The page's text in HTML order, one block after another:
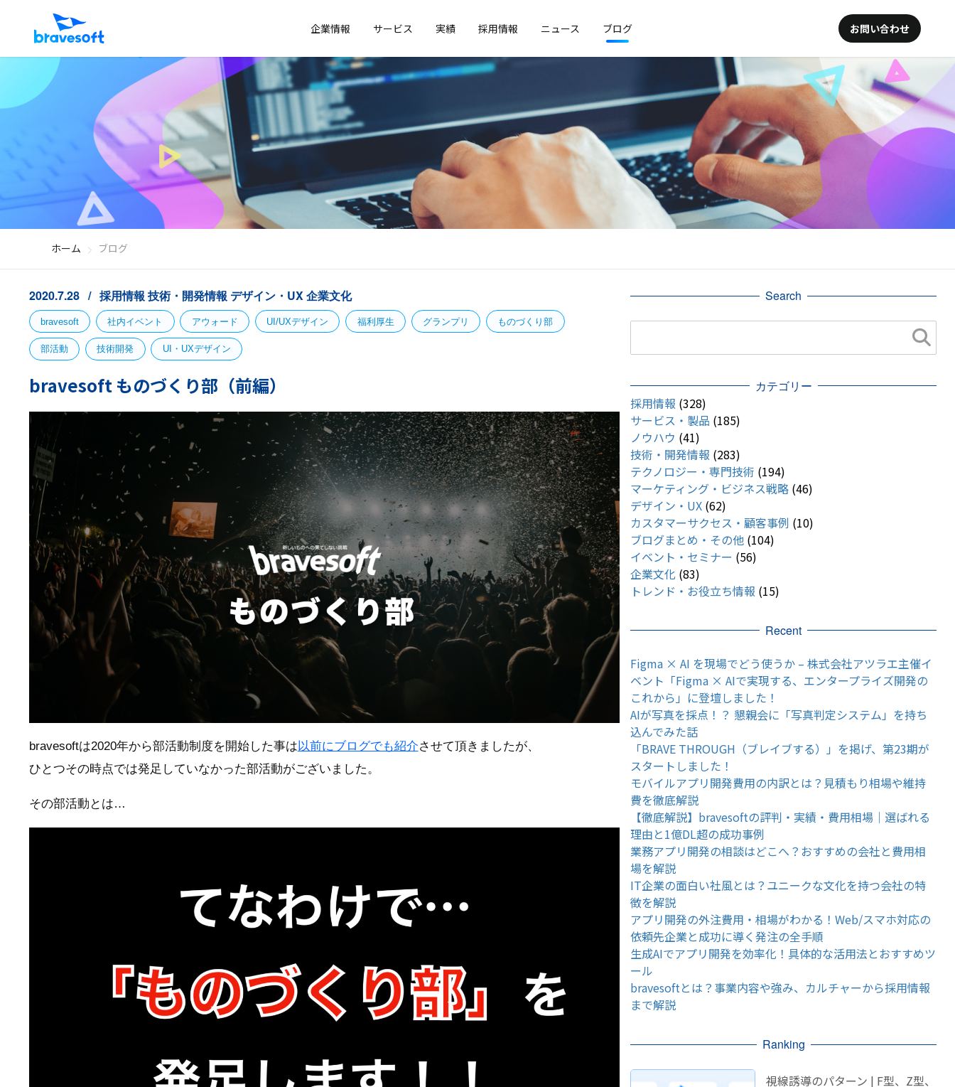
企業情報 サービス 実績 採用情報 ニュース ブログ お問い合わせ
ホーム ブログ
2020.7.28 採用情報 技術・開発情報 デザイン・UX企業文化
bravesoft 社内イベント アウォード UI/UXデザイン 福利厚生 グランプリ ものづくり部
部活動 技術開発 UI・UXデザイン
bravesoft ものづくり部（前編）
bravesoftは2020年から部活動制度を開始した事は以前にブログでも紹介させて頂きましたが、
ひとつその時点では発足していなかった部活動がございました。
その部活動とは…
Search
カテゴリー
採用情報 (328)
サービス・製品 (185)
ノウハウ (41)
技術・開発情報 (283)
テクノロジー・専門技術 (194)
マーケティング・ビジネス戦略 (46)
デザイン・UX (62)
カスタマーサクセス・顧客事例 (10)
ブログまとめ・その他 (104)
イベント・セミナー (56)
企業文化 (83)
トレンド・お役立ち情報 (15)
Recent
Figma × AI を現場でどう使うか – 株式会社アツラエ主催イ
ベント「Figma × AIで実現する、エンタープライズ開発の
これから」に登壇しました！
AIが写真を採点！？ 懇親会に「写真判定システム」を持ち
込んでみた話
「BRAVE THROUGH（ブレイブする）」を掲げ、第23期が
スタートしました！
モバイルアプリ開発費用の内訳とは？見積もり相場や維持
費を徹底解説
【徹底解説】bravesoftの評判・実績・費用相場｜選ばれる
理由と1億DL超の成功事例
業務アプリ開発の相談はどこへ？おすすめの会社と費用相
場を解説
IT企業の面白い社風とは？ユニークな文化を持つ会社の特
徴を解説
アプリ開発の外注費用・相場がわかる！Web/スマホ対応の
依頼先企業と成功に導く発注の全手順
生成AIでアプリ開発を効率化！具体的な活用法とおすすめツ
ール
bravesoftとは？事業内容や強み、カルチャーから採用情報
まで解説
Ranking
視線誘導のパターン | F型、Z型、